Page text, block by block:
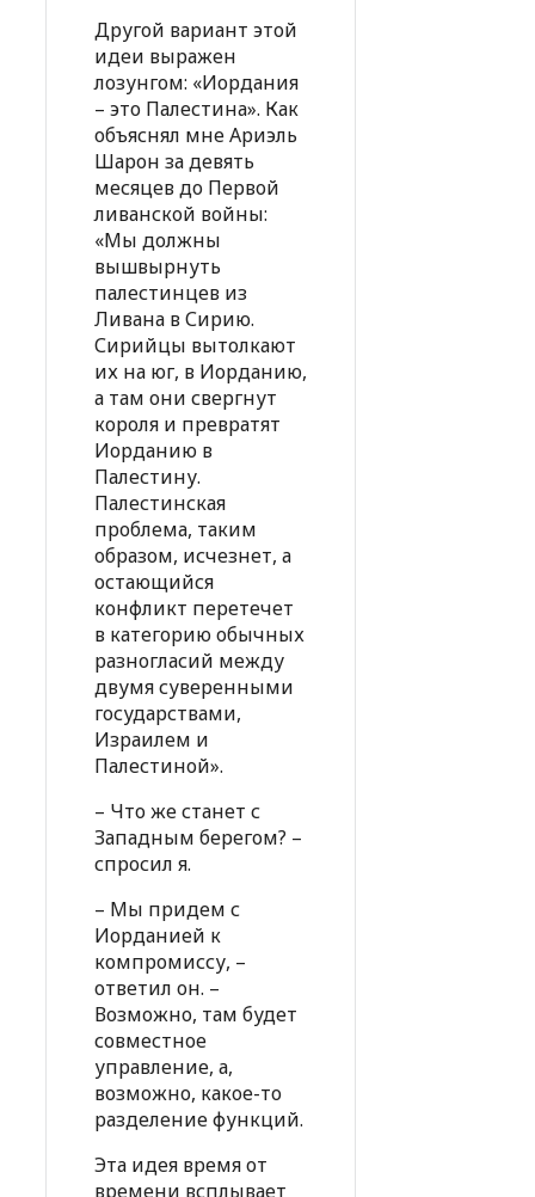
Другой вариант этой
идеи выражен
лозунгом: «Иордания
– это Палестина». Как
объяснял мне Ариэль
Шарон за девять
месяцев до Первой
ливанской войны:
«Мы должны
вышвырнуть
палестинцев из
Ливана в Сирию.
Сирийцы вытолкают
их на юг, в Иорданию,
а там они свергнут
короля и превратят
Иорданию в
Палестину.
Палестинская
проблема, таким
образом, исчезнет, а
остающийся
конфликт перетечет
в категорию обычных
разногласий между
двумя суверенными
государствами,
Израилем и
Палестиной».
– Что же станет с
Западным берегом? –
спросил я.
– Мы придем с
Иорданией к
компромиссу, –
ответил он. –
Возможно, там будет
совместное
управление, а,
возможно, какое-то
разделение функций.
Эта идея время от
времени всплывает